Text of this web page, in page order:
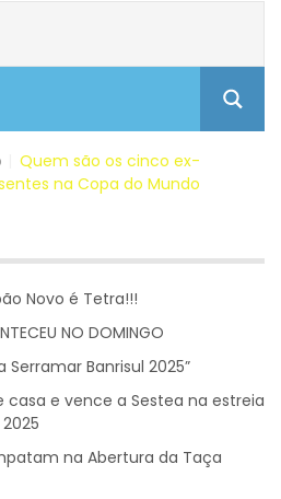
Quem são os cinco ex-
na Copa do Mundo
Novo é Tetra!!!
NO DOMINGO
Serramar Banrisul 2025”
casa e vence a Sestea na estreia
na Abertura da Taça